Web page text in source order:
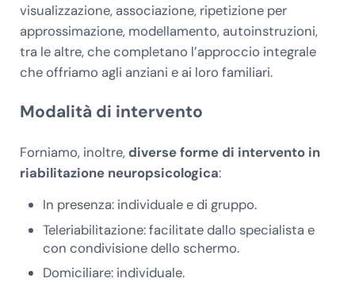
visualizzazione, associazione, ripetizione per
approssimazione, modellamento, autoinstruzioni,
tra le altre, che completano l’approccio integrale
che offriamo agli anziani e ai loro familiari.
Modalità di intervento
Forniamo, inoltre, diverse forme di intervento in
riabilitazione neuropsicologica:
In presenza: individuale e di gruppo.
Teleriabilitazione: facilitate dallo specialista e
con condivisione dello schermo.
Domiciliare: individuale.